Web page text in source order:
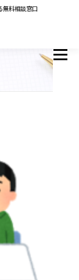
無料相談窓口
メニュー
よくあるご質問
ミナー